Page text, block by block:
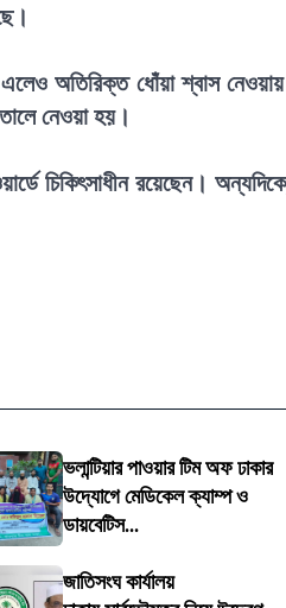
এলেও অতিরিক্ত ধোঁয়া শ্বাস
নেওয়া হয়।
চিকিৎসাধীন রয়েছেন।
ভলান্টিয়ার পাওয়ার টিম অফ ঢাকার
উদ্যোগে মেডিকেল ক্যাম্প ও
ডায়বেটিস...
জাতিসংঘ কার্যালয়